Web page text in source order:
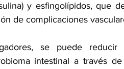
) y esfingolípidos, que
de complicaciones
se puede
intestinal a través